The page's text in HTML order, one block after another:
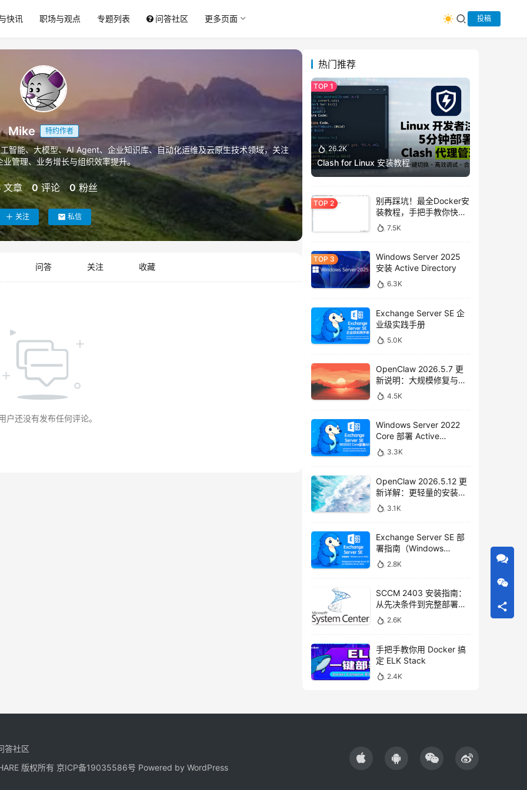
快讯 职场与观点 专题列表 问答社区 更多页面 投稿
Mike 特约作者
智能、大模型、AI Agent、企业知识库、自动化运维及云原生技术领域，关注
管理、业务增长与组织效率提升。
文章 0 评论 0 粉丝
关注 私信
问答 关注 收藏
户还没有发布任何评论。
热门推荐
26.2K
Clash for Linux 安装教程
别再踩坑！最全Docker安
装教程，手把手教你快速
上手7.5K
Windows Server 2025
安装 Active Directory
6.3K
Exchange Server SE 企
业级实践手册
5.0K
OpenClaw 2026.5.7 更
新说明：大规模修复与功
能增强
4.5K
Windows Server 2022
Core 部署 Active
Directory 全流程指南
3.3K
OpenClaw 2026.5.12 更
新详解：更轻量的安装、
更强的 Telegram 支持与
全面安全加固
3.1K
Exchange Server SE 部
署指南（Windows
Server 2022）
2.8K
SCCM 2403 安装指南：
从先决条件到完整部署的
详细步骤
2.6K
手把手教你用 Docker 搞
定 ELK Stack
2.4K
答社区
版权所有 京ICP备19035586号 Powered by WordPress